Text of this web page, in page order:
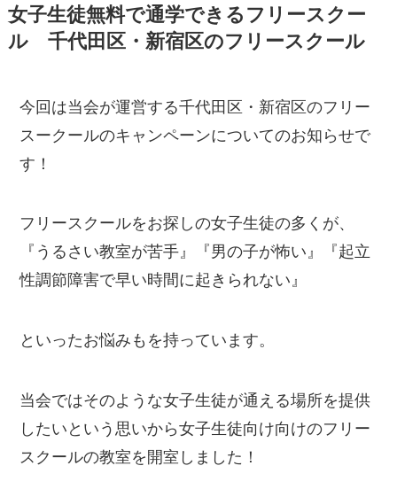
女子生徒無料で通学できるフリースクー
ル 千代田区・新宿区のフリースクール
今回は当会が運営する千代田区・新宿区のフリー
スークールのキャンペーンについてのお知らせで
す！
フリースクールをお探しの女子生徒の多くが、
『うるさい教室が苦手』『男の子が怖い』『起立
性調節障害で早い時間に起きられない』
といったお悩みもを持っています。
当会ではそのような女子生徒が通える場所を提供
したいという思いから女子生徒向け向けのフリー
スクールの教室を開室しました！